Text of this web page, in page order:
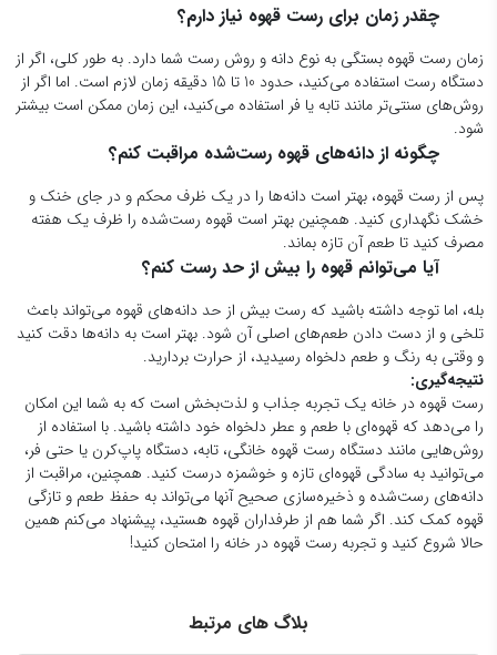
چقدر زمان برای رست قهوه نیاز دارم؟
زمان رست قهوه بستگی به نوع دانه و روش رست شما دارد. به طور کلی، اگر از
دستگاه رست استفاده می‌کنید، حدود 10 تا 15 دقیقه زمان لازم است. اما اگر از
روش‌های سنتی‌تر مانند تابه یا فر استفاده می‌کنید، این زمان ممکن است بیشتر
شود.
چگونه از دانه‌های قهوه رست‌شده مراقبت کنم؟
پس از رست قهوه، بهتر است دانه‌ها را در یک ظرف محکم و در جای خنک و
خشک نگهداری کنید. همچنین بهتر است قهوه رست‌شده را ظرف یک هفته
مصرف کنید تا طعم آن تازه بماند.
آیا می‌توانم قهوه را بیش از حد رست کنم؟
بله، اما توجه داشته باشید که رست بیش از حد دانه‌های قهوه می‌تواند باعث
تلخی و از دست دادن طعم‌های اصلی آن شود. بهتر است به دانه‌ها دقت کنید
و وقتی به رنگ و طعم دلخواه رسیدید، از حرارت بردارید.
نتیجه‌گیری:
رست قهوه در خانه یک تجربه جذاب و لذت‌بخش است که به شما این امکان
را می‌دهد که قهوه‌ای با طعم و عطر دلخواه خود داشته باشید. با استفاده از
روش‌هایی مانند دستگاه رست قهوه خانگی، تابه، دستگاه پاپ‌کرن یا حتی فر،
می‌توانید به سادگی قهوه‌ای تازه و خوشمزه درست کنید. همچنین، مراقبت از
دانه‌های رست‌شده و ذخیره‌سازی صحیح آنها می‌تواند به حفظ طعم و تازگی
قهوه کمک کند. اگر شما هم از طرفداران قهوه هستید، پیشنهاد می‌کنم همین
حالا شروع کنید و تجربه رست قهوه در خانه را امتحان کنید!
بلاگ های مرتبط